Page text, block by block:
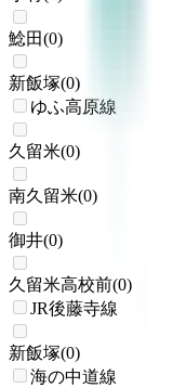
鯰田(0)
新飯塚(0)
ゆふ高原線
久留米(0)
南久留米(0)
御井(0)
久留米高校前(0)
JR後藤寺線
新飯塚(0)
海の中道線